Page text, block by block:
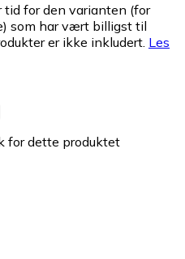
tid for den varianten (for
som har vært billigst til
er ikke inkludert. Les
for dette produktet